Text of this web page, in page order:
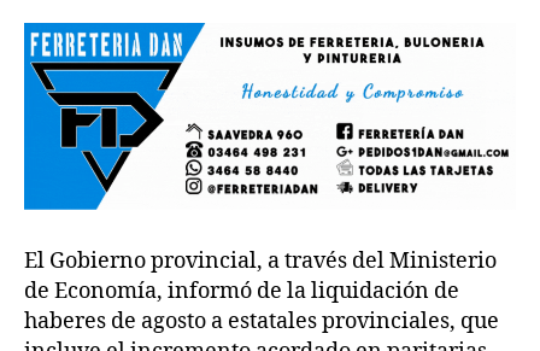
El Gobierno provincial, a través del Ministerio
de Economía, informó de la liquidación de
haberes de agosto a estatales provinciales, que